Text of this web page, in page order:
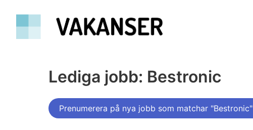
Lediga jobb: Bestronic
Prenumerera på nya jobb som matchar "Bestronic"